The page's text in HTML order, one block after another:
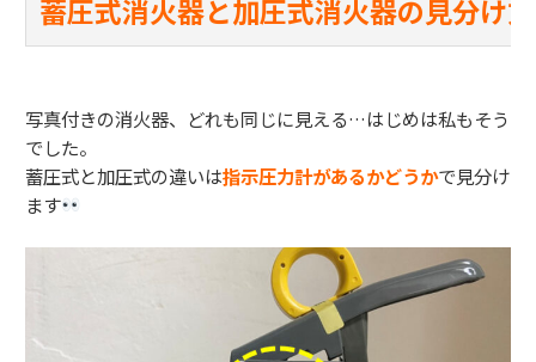
蓄圧式消火器と加圧式消火器の見分け方
写真付きの消火器、どれも同じに見える…はじめは私もそう
でした。
蓄圧式と加圧式の違いは指示圧力計があるかどうかで見分け
ます